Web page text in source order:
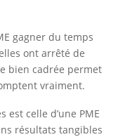
gagner du temps
ont arrêté de
bien cadrée permet
vraiment.
celle d’une PME
résultats tangibles